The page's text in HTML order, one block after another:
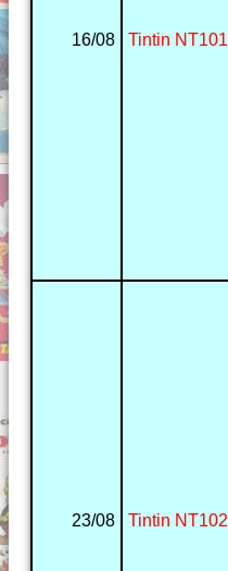
16/08 Tintin NT101
23/08 Tintin NT102